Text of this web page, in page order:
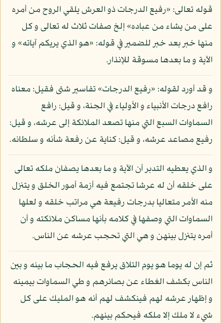
قوله تعالى: «رفيع الدرجات ذو العرش يلقي الروح من أمره
على من يشاء من عباده» إلخ صفات ثلاث له تعالى و كل
منها خبر بعد خبر للضمير في قوله: «هو الذي يريكم آياته» و
الآية و ما بعدها مسوقة للإنذار.
و قد أورد لقوله: «رفيع الدرجات» تفاسير شتى فقيل: معناه
رافع درجات الأنبياء و الأولياء في الجنة، و قيل: رافع
السماوات السبع التي منها تصعد الملائكة إلى عرشه، و قيل:
رفيع مصاعد عرشه، و قيل: كناية عن رفعة شأنه و سلطانه.
و الذي يعطيه التدبر أن الآية و ما بعدها يصفان ملكه تعالى
على خلقه أن له عرشا تجتمع فيه أزمة أمور الخلق و يتنزل
منه الأمر متعاليا بدرجات رفيعة هي مراتب خلقه و لعلها
السماوات التي وصفها في كلامه بأنها مساكن ملائكته و أن
أمره يتنزل بينهن و هي التي تحجب عرشه عن الناس.
ثم إن له يوما هو يوم التلاق يرفع فيه الحجاب ما بينه و بين
الناس بكشف الغطاء عن بصائرهم و طي السماوات بيمينه
و إظهار عرشه لهم فينكشف لهم أنه هو المليك على كل
شيء لا ملك إلا ملكه فيحكم بينهم.